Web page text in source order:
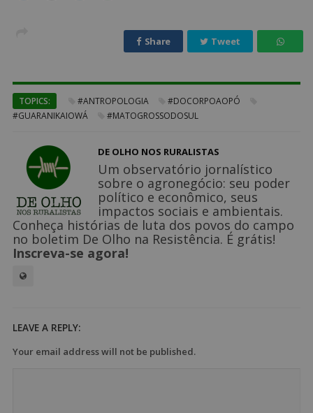
Share Tweet
TOPICS: #ANTROPOLOGIA
#DOCORPOAOPÓ
#GUARANIKAIOWÁ
#MATOGROSSODOSUL
DE OLHO NOS RURALISTAS
Um observatório jornalístico
sobre o agronegócio: seu poder
político e econômico, seus
impactos sociais e ambientais.
Conheça histórias de luta dos povos do campo
no boletim De Olho na Resistência. É grátis!
Inscreva-se agora!
LEAVE A REPLY:
Your email address will not be published.